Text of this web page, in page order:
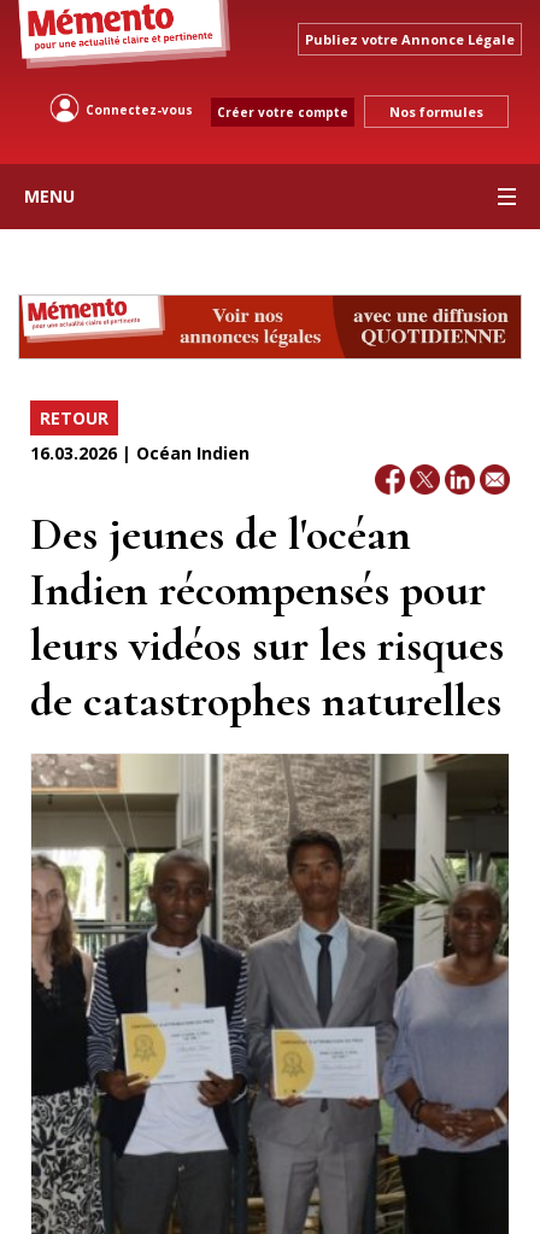
Publiez votre Annonce Légale
Connectez-vous Créer votre compte Nos formules
MENU
RETOUR
16.03.2026 | Océan Indien
Des jeunes de l'océan
Indien récompensés pour
leurs vidéos sur les risques
de catastrophes naturelles